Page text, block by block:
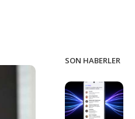
SON HABERLER